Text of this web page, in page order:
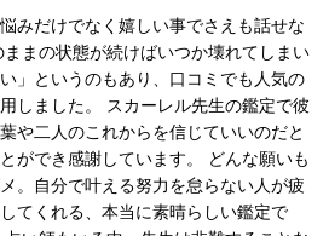
みだけでなく嬉しい事でさえも話せな
まの状態が続けばいつか壊れてしまい
」というのもあり、口コミでも人気の
しました。 スカーレル先生の鑑定で彼
や二人のこれからを信じていいのだと
ができ感謝しています。 どんな願いも
。自分で叶える努力を怠らない人が疲
てくれる、本当に素晴らしい鑑定で